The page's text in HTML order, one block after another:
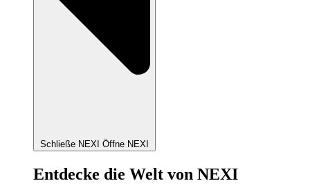
Schließe NEXI Öffne NEXI
Entdecke die Welt von NEXI